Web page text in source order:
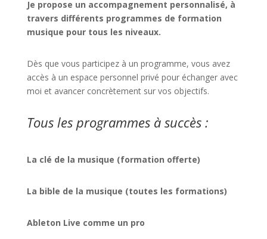
Je propose un accompagnement personnalisé, à
travers différents programmes de formation
musique pour tous les niveaux.
Dès que vous participez à un programme, vous avez
accès à un espace personnel privé pour échanger avec
moi et avancer concrètement sur vos objectifs.
Tous les programmes à succès :
La clé de la musique (formation offerte)
La bible de la musique (toutes les formations)
Ableton Live comme un pro